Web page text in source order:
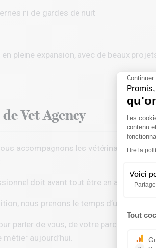
Continuer
Les
contenu
Lire la
Voici
Tout
ni de gardes de nuit
pleine expansion, avec de beaux
Vet Agency
accompagnons les vétérinaires et
doit avant tout être en accord
nous prenons le temps d’un
parler de vous, de votre parcours, de
aujourd’hui.